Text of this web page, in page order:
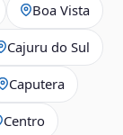
Boa Vista
Cajuru do Sul
Caputera
Centro